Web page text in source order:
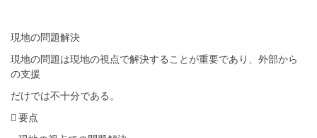
現地の問題解決
現地の問題は現地の視点で解決することが重要であり、外部から
の支援
だけでは不十分である。
 要点